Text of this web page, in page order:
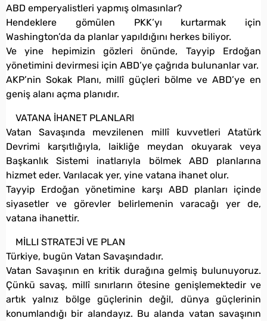
ABD emperyalistleri yapmış olmasınlar?
Hendeklere gömülen PKK’yı kurtarmak için
Washington’da da planlar yapıldığını herkes biliyor.
Ve yine hepimizin gözleri önünde, Tayyip Erdoğan
yönetimini devirmesi için ABD’ye çağrıda bulunanlar var.
AKP’nin Sokak Planı, millî güçleri bölme ve ABD’ye en
geniş alanı açma planıdır.
VATANA İHANET PLANLARI
Vatan Savaşında mevzilenen millî kuvvetleri Atatürk
Devrimi karşıtlığıyla, laikliğe meydan okuyarak veya
Başkanlık Sistemi inatlarıyla bölmek ABD planlarına
hizmet eder. Varılacak yer, yine vatana ihanet olur.
Tayyip Erdoğan yönetimine karşı ABD planları içinde
siyasetler ve görevler belirlemenin varacağı yer de,
vatana ihanettir.
MİLLI STRATEJİ VE PLAN
Türkiye, bugün Vatan Savaşındadır.
Vatan Savaşının en kritik durağına gelmiş bulunuyoruz.
Çünkü savaş, millî sınırların ötesine genişlemektedir ve
artık yalnız bölge güçlerinin değil, dünya güçlerinin
konumlandığı bir alandayız. Bu alanda vatan savaşının